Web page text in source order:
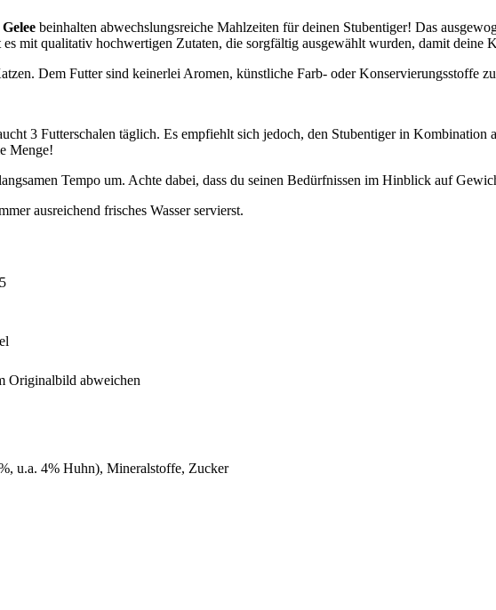
beinhalten abwechslungsreiche Mahlzeiten für deinen Stubentiger! Das
mit qualitativ hochwertigen Zutaten, die sorgfältig ausgewählt wurden, damit deine
Dem Futter sind keinerlei Aromen, künstliche Farb- oder Konservierungsstoffe
3 Futterschalen täglich. Es empfiehlt sich jedoch, den Stubentiger in Kombination
Menge!
Tempo um. Achte dabei, dass du seinen Bedürfnissen im Hinblick auf
ausreichend frisches Wasser servierst.
Originalbild abweichen
u.a. 4% Huhn), Mineralstoffe, Zucker